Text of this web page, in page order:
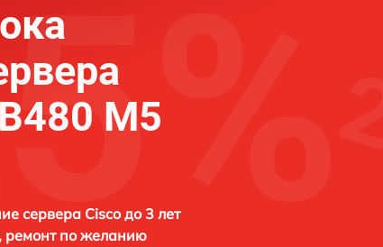
M5
сервера Cisco до 3 лет
ремонт по желанию